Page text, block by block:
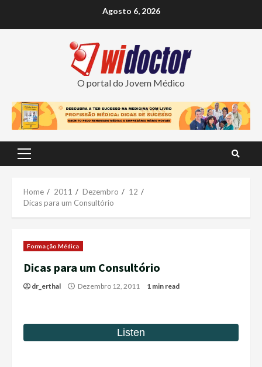
Agosto 6, 2026
O portal do Jovem Médico
Primary
Home 2011 Dezembro
12
Dicas para um Consultório
Formação Médica
Dicas para um Consultório
dr_erthal Dezembro 12, 2011 1 min read